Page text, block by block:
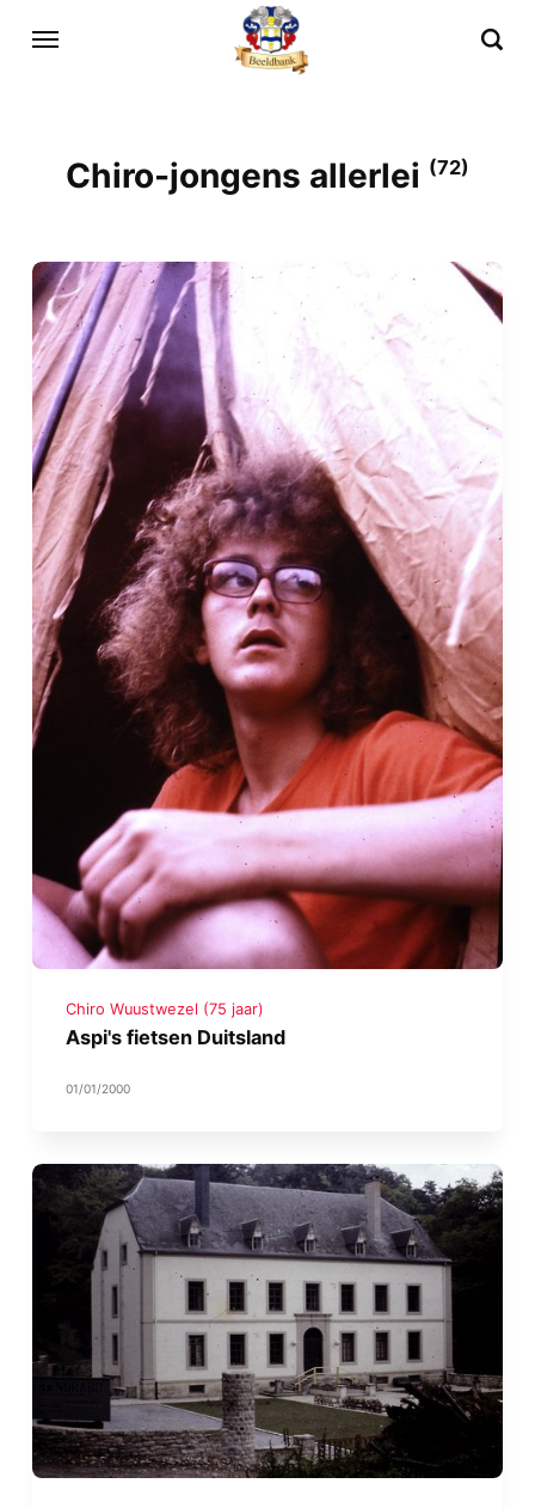
Chiro-jongens allerlei (72)
Chiro Wuustwezel (75 jaar)
Aspi's fietsen Duitsland
01/01/2000